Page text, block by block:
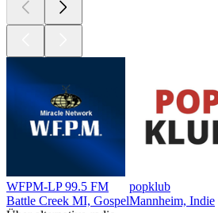
WFPM-LP 99.5 FM
Battle Creek MI, Gospel
popklub
Mannheim, Indie